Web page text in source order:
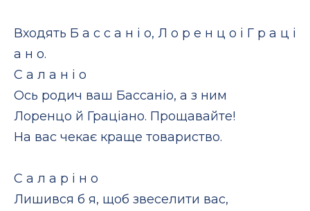
Входять Б а с с а н і о, Л о р е н ц о і Г р а ц і
а н о.
С а л а н і о
Ось родич ваш Бассаніо, а з ним
Лоренцо й Граціано. Прощавайте!
На вас чекає краще товариство.
С а л а р і н о
Лишився б я, щоб звеселити вас,